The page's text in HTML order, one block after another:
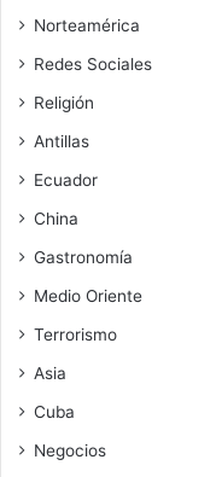
Norteamérica
Redes Sociales
Religión
Antillas
Ecuador
China
Gastronomía
Medio Oriente
Terrorismo
Asia
Cuba
Negocios